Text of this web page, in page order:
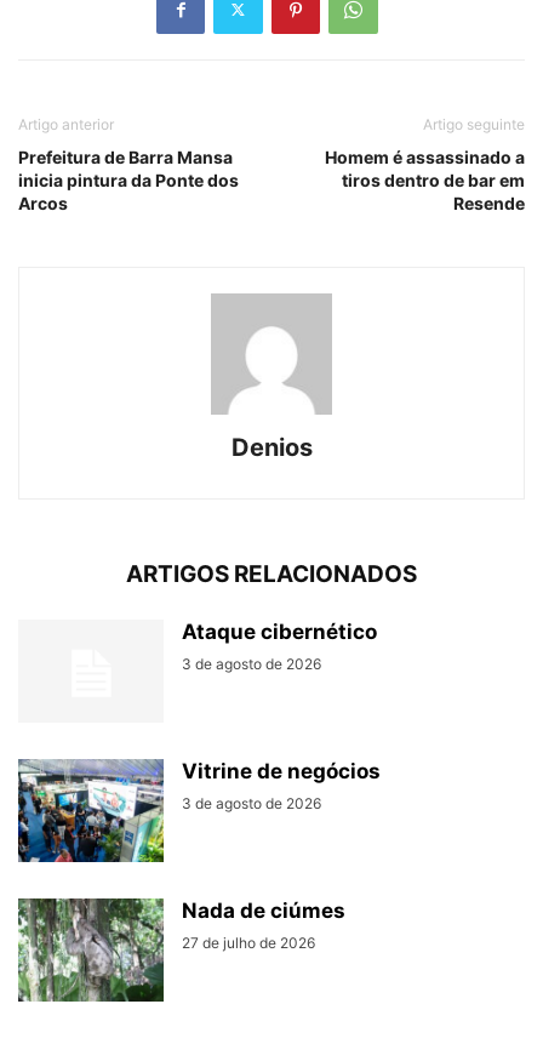
Artigo anterior
Prefeitura de Barra Mansa
inicia pintura da Ponte dos
Arcos
Artigo seguinte
Homem é assassinado a
tiros dentro de bar em
Resende
Denios
ARTIGOS RELACIONADOS
Ataque cibernético
3 de agosto de 2026
Vitrine de negócios
3 de agosto de 2026
Nada de ciúmes
27 de julho de 2026